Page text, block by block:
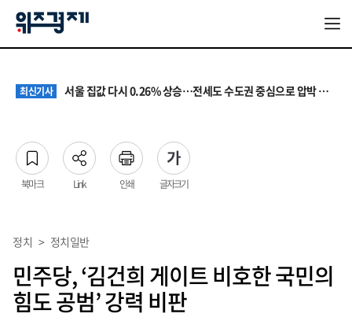
최신기사 서울 집값 다시 0.26% 상승…전세도 수도권 중심으로 압박 커져
최신기사 원·하청 교섭 갈등에 안전 지원 위축까지… 노란봉투법 불확실성 해법은
최신기사 청소년 혐오 표현, '처벌과 낙인'에서 '교양과 상식'으로
북마크 Link 인쇄 글자크기
정치 > 정치일반
민주당, ‘김건희 게이트 비호한 국민의
힘도 공범’ 강력 비판